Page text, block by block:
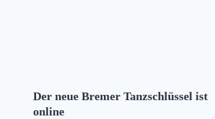
Der neue Bremer Tanzschlüssel ist
online